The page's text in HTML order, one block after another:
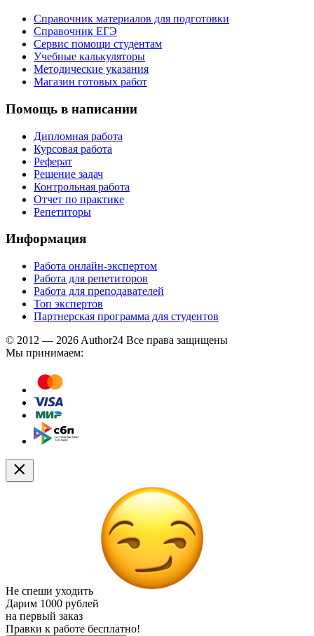
Справочник материалов для подготовки
Справочник ЕГЭ
Сервис помощи студентам
Учебные калькуляторы
Методические указания
Магазин готовых работ
Помощь в написании
Дипломная работа
Курсовая работа
Реферат
Решение задач
Контрольная работа
Отчет по практике
Репетиторы
Информация
Работа онлайн-экспертом
Работа для репетиторов
Работа для преподавателей
Топ экспертов
Партнерская программа для студентов
© 2012 — 2026 Author24 Все права защищены
Мы принимаем:
Не спеши уходить
Дарим 1000 рублей
на первый заказ
Правки к работе бесплатно!